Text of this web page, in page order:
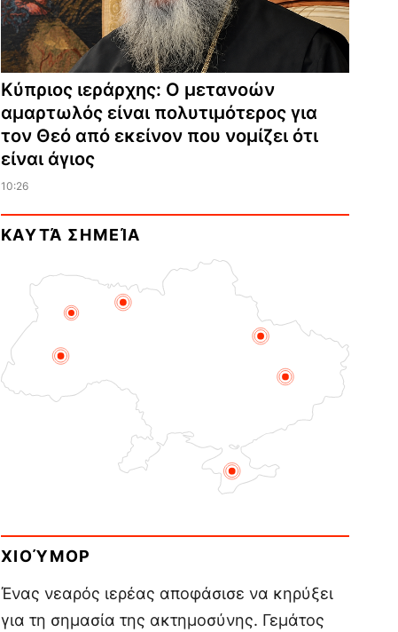
Κύπριος ιεράρχης: Ο μετανοών
αμαρτωλός είναι πολυτιμότερος για
τον Θεό από εκείνον που νομίζει ότι
είναι άγιος
10:26
ΚΑΥΤΆ ΣΗΜΕΊΑ
ΧΙΟΎΜΟΡ
Ένας νεαρός ιερέας αποφάσισε να κηρύξει
για τη σημασία της ακτημοσύνης. Γεμάτος